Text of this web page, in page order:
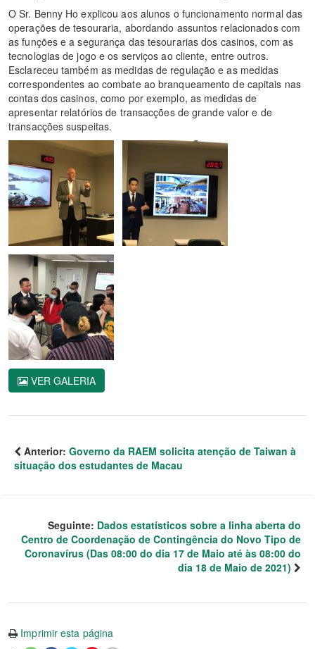
O Sr. Benny Ho explicou aos alunos o funcionamento normal das
operações de tesouraria, abordando assuntos relacionados com
as funções e a segurança das tesourarias dos casinos, com as
tecnologias de jogo e os serviços ao cliente, entre outros.
Esclareceu também as medidas de regulação e as medidas
correspondentes ao combate ao branqueamento de capitais nas
contas dos casinos, como por exemplo, as medidas de
apresentar relatórios de transacções de grande valor e de
transacções suspeitas.
VER GALERIA
Anterior: Governo da RAEM solicita atenção de Taiwan à
situação dos estudantes de Macau
Seguinte: Dados estatísticos sobre a linha aberta do
Centro de Coordenação de Contingência do Novo Tipo de
Coronavírus (Das 08:00 do dia 17 de Maio até às 08:00 do
dia 18 de Maio de 2021)
Imprimir esta página